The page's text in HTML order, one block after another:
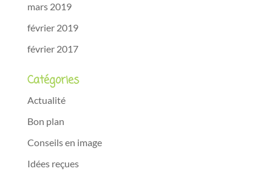
mars 2019
février 2019
février 2017
Catégories
Actualité
Bon plan
Conseils en image
Idées reçues